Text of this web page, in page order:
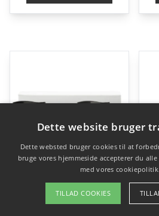
Dette website bruger
Dette websted bruger cookies til at
bruge vores hjemmeside accepterer du
med vores cookiepolitik.
TILLAD COOKIES